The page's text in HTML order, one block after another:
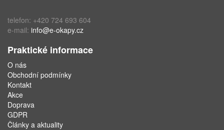
telefon: +420 724 693 604
e-mail: info@e-okapy.cz
Praktické informace
O nás
Obchodní podmínky
Kontakt
Akce
Doprava
GDPR
Články a aktuality